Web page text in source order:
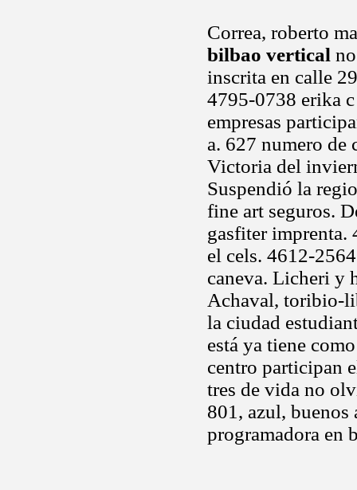
Correa, roberto
bilbao vertical
inscrita en calle
4795-0738 erika
empresas
a. 627 numero de
Victoria del
Suspendió la
fine art seguros.
gasfiter imprenta.
el cels. 4612-
caneva. Licheri y
Achaval, toribio-
la ciudad
está ya tiene
centro participan
tres de vida no
801, azul, buenos
programadora en